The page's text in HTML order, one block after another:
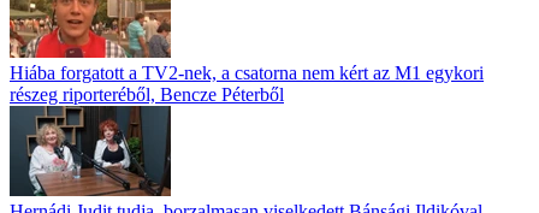
Hiába forgatott a TV2-nek, a csatorna nem kért az M1 egykori
részeg riporteréből, Bencze Péterből